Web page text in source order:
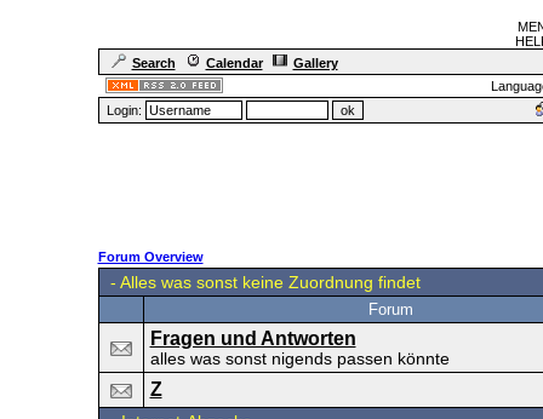
Search
Calendar
Gallery
Login:
Forum Overview
- Alles was sonst keine Zuordnung findet
Forum
Fragen und Antworten
alles was sonst nigends passen könnte
Z